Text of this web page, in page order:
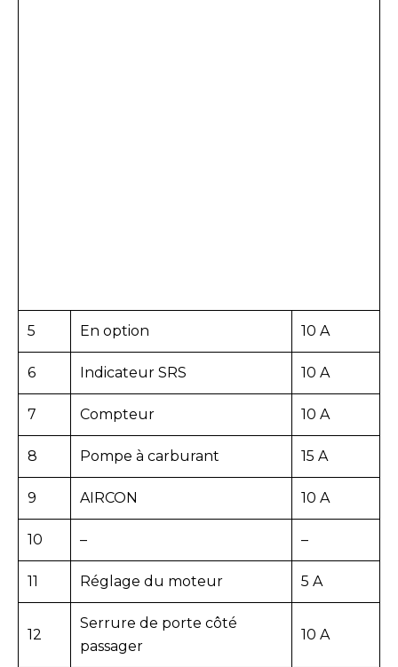
5 En option 10 A
6 Indicateur SRS 10 A
7 Compteur 10 A
8 Pompe à carburant 15 A
9 AIRCON 10 A
10 – –
11 Réglage du moteur 5 A
12
Serrure de porte côté
passager
10 A